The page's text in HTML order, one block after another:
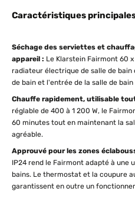
Caractéristiques
Séchage des serviettes et
appareil : Le Klarstein Fairmont 60
radiateur électrique de salle de
de bain et l'entrée de la salle de
Chauffe rapidement, utilisable
réglable de 400 à 1 200 W, le
60 minutes tout en maintenant la
agréable.
Approuvé pour les zones
IP24 rend le Fairmont adapté à une
bains. Le thermostat et la coupure
garantissent en outre un